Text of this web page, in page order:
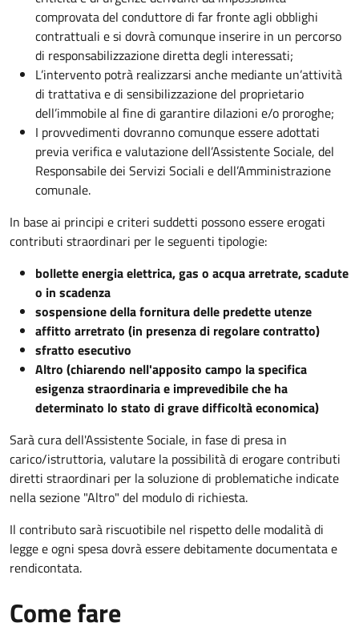
comprovata del conduttore di far fronte agli obblighi
contrattuali e si dovrà comunque inserire in un percorso
di responsabilizzazione diretta degli interessati;
L’intervento potrà realizzarsi anche mediante un’attività
di trattativa e di sensibilizzazione del proprietario
dell’immobile al fine di garantire dilazioni e/o proroghe;
I provvedimenti dovranno comunque essere adottati
previa verifica e valutazione dell’Assistente Sociale, del
Responsabile dei Servizi Sociali e dell’Amministrazione
comunale.
In base ai principi e criteri suddetti possono essere erogati
contributi straordinari per le seguenti tipologie:
bollette energia elettrica, gas o acqua arretrate, scadute
o in scadenza
sospensione della fornitura delle predette utenze
affitto arretrato (in presenza di regolare contratto)
sfratto esecutivo
Altro (chiarendo nell'apposito campo la specifica
esigenza straordinaria e imprevedibile che ha
determinato lo stato di grave difficoltà economica)
Sarà cura dell'Assistente Sociale, in fase di presa in
carico/istruttoria, valutare la possibilità di erogare contributi
diretti straordinari per la soluzione di problematiche indicate
nella sezione "Altro" del modulo di richiesta.
Il contributo sarà riscuotibile nel rispetto delle modalità di
legge e ogni spesa dovrà essere debitamente documentata e
rendicontata.
Come fare